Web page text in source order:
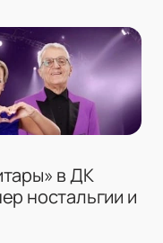
в ДК
ностальгии и